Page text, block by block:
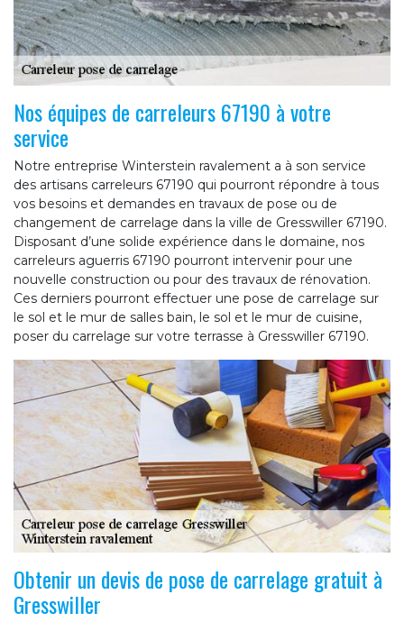
Nos équipes de carreleurs 67190 à votre
service
Notre entreprise Winterstein ravalement a à son service
des artisans carreleurs 67190 qui pourront répondre à tous
vos besoins et demandes en travaux de pose ou de
changement de carrelage dans la ville de Gresswiller 67190.
Disposant d’une solide expérience dans le domaine, nos
carreleurs aguerris 67190 pourront intervenir pour une
nouvelle construction ou pour des travaux de rénovation.
Ces derniers pourront effectuer une pose de carrelage sur
le sol et le mur de salles bain, le sol et le mur de cuisine,
poser du carrelage sur votre terrasse à Gresswiller 67190.
Obtenir un devis de pose de carrelage gratuit à
Gresswiller